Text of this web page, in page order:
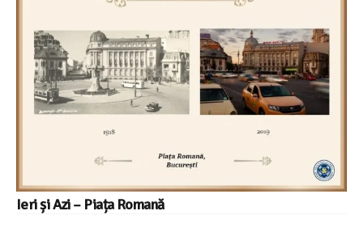
Ieri și Azi – Piața Romană